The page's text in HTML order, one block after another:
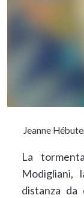
Jeanne
La
Modigliani,
distanza